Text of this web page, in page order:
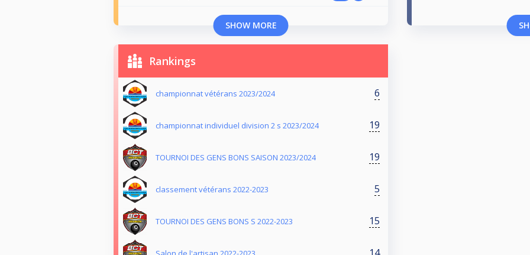
SHOW MORE
Rankings
championnat vétérans 2023/2024 6
championnat individuel division 2 s 2023/2024 19
TOURNOI DES GENS BONS SAISON 2023/2024 19
classement vétérans 2022-2023 5
TOURNOI DES GENS BONS S 2022-2023 15